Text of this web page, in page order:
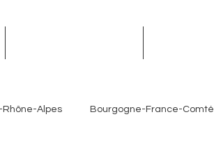
Alpes Bourgogne-France-Comté